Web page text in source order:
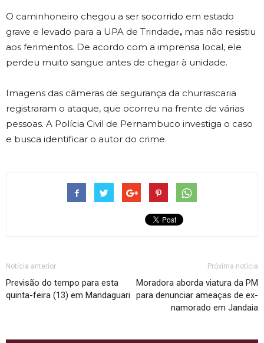
O caminhoneiro chegou a ser socorrido em estado
grave e levado para a UPA de Trindade, mas não resistiu
aos ferimentos. De acordo com a imprensa local, ele
perdeu muito sangue antes de chegar à unidade.
Imagens das câmeras de segurança da churrascaria
registraram o ataque, que ocorreu na frente de várias
pessoas. A Polícia Civil de Pernambuco investiga o caso
e busca identificar o autor do crime.
Notícia anterior
Previsão do tempo para esta
quinta-feira (13) em Mandaguari
Próxima notícia
Moradora aborda viatura da PM
para denunciar ameaças de ex-
namorado em Jandaia